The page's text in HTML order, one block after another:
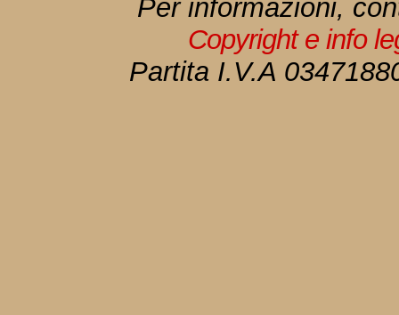
Per informazioni,
Copyright e info
Partita I.V.A